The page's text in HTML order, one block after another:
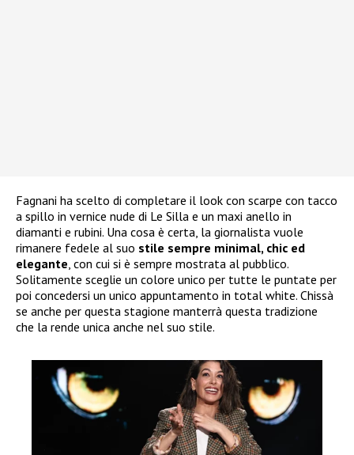
Fagnani ha scelto di completare il look con scarpe con tacco
a spillo in vernice nude di Le Silla e un maxi anello in
diamanti e rubini. Una cosa è certa, la giornalista vuole
rimanere fedele al suo stile sempre minimal, chic ed
elegante, con cui si è sempre mostrata al pubblico.
Solitamente sceglie un colore unico per tutte le puntate per
poi concedersi un unico appuntamento in total white. Chissà
se anche per questa stagione manterrà questa tradizione
che la rende unica anche nel suo stile.